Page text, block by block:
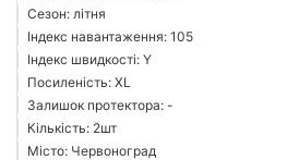
Сезон: літня
Індекс навантаження: 105
Індекс швидкості: Y
Посиленість: XL
Залишок протектора: -
Кількість: 2шт
Місто: Червоноград